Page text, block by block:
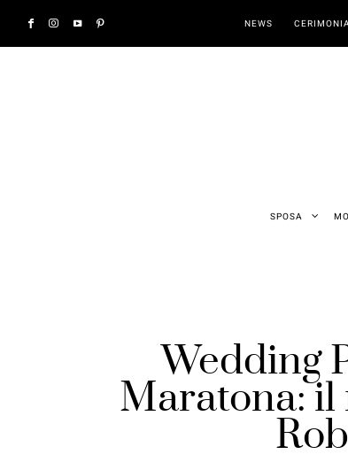
NEWS
SPOSA
Wedding
Maratona: il